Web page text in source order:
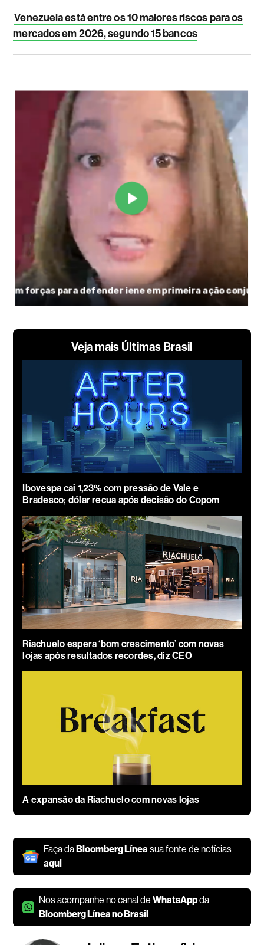
Venezuela está entre os 10 maiores riscos para os
mercados em 2026, segundo 15 bancos
Veja mais Últimas Brasil
Ibovespa cai 1,23% com pressão de Vale e
Bradesco; dólar recua após decisão do Copom
Riachuelo espera ‘bom crescimento’ com novas
lojas após resultados recordes, diz CEO
A expansão da Riachuelo com novas lojas
Faça daBloomberg Líneasua fonte de notícias
aqui
Nos acompanhe no canal deWhatsAppda
Bloomberg Línea no Brasil